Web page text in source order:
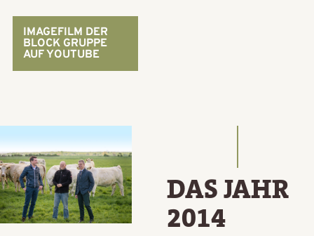
IMAGEFILM DER
BLOCK GRUPPE
AUF YOUTUBE
DAS JAHR
2014